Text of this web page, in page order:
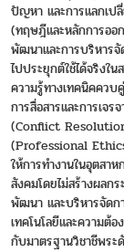
ปัญหา และการแลกเป
(ทฤษฎีและหลักการอ
พัฒนาและการบริหารจั
ไปประยุกต์ใช้ได้จริงใ
ความรู้ทางเทคนิคควบ
การสื่อสารและการเจ
(Conflict
(Professional
ให้การทำงานในอุตสา
สังคมโดยไม่สร้างผลก
พัฒนา และบริหารจัดก
เทคโนโลยีและความต้
กับมาตรฐานวิชาชีพระ